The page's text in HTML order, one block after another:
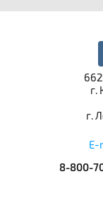
г.
г.
E-
8-800-